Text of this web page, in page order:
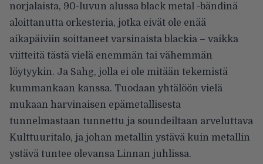
norjalaista, 90-luvun alussa black metal -bändinä
aloittanutta orkesteria, jotka eivät ole enää
aikapäiviin soittaneet varsinaista blackia – vaikka
viitteitä tästä vielä enemmän tai vähemmän
löytyykin. Ja Sahg, jolla ei ole mitään tekemistä
kummankaan kanssa. Tuodaan yhtälöön vielä
mukaan harvinaisen epämetallisesta
tunnelmastaan tunnettu ja soundeiltaan arveluttava
Kulttuuritalo, ja johan metallin ystävä kuin metallin
ystävä tuntee olevansa Linnan juhlissa.